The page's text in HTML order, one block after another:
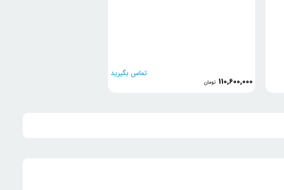
110,600,000 تومان
تماس بگیرید